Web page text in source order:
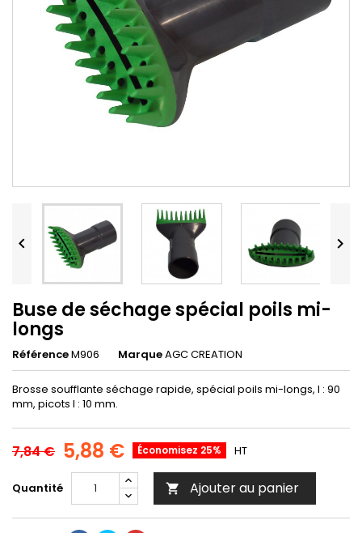
 
Buse de séchage spécial poils mi-
longs
RéférenceM906 MarqueAGC CREATION
Brosse soufflante séchage rapide, spécial poils mi-longs, l : 90
mm, picots l : 10 mm.
7,84 € 5,88 € Économisez 25% HT
Quantité  Ajouter au panier